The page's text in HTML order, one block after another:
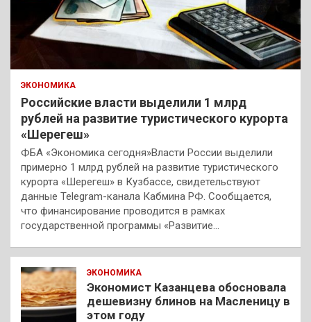
ЭКОНОМИКА
Российские власти выделили 1 млрд
рублей на развитие туристического курорта
«Шерегеш»
ФБА «Экономика сегодня»Власти России выделили
примерно 1 млрд рублей на развитие туристического
курорта «Шерегеш» в Кузбассе, свидетельствуют
данные Telegram-канала Кабмина РФ. Сообщается,
что финансирование проводится в рамках
государственной программы «Развитие…
ЭКОНОМИКА
Экономист Казанцева обосновала
дешевизну блинов на Масленицу в
этом году